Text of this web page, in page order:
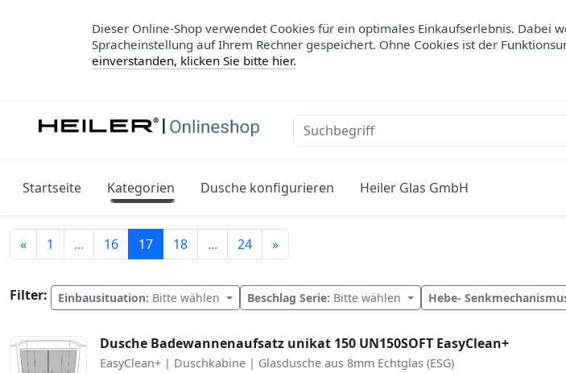
Dieser Online-Shop verwendet Cookies für ein optimales Einkaufserlebnis. Dabei
Spracheinstellung auf Ihrem Rechner gespeichert. Ohne Cookies ist der
einverstanden, klicken Sie bitte hier.
Startseite Kategorien Dusche konfigurieren Heiler Glas GmbH
«Zurück
1 ... 16 17 18 ... 24 »Weiter
Filter: Einbausituation: Bitte wählen Beschlag Serie: Bitte wählen Hebe-
Dusche Badewannenaufsatz unikat 150 UN150SOFT EasyClean+
EasyClean+ | Duschkabine | Glasdusche aus 8mm Echtglas (ESG)